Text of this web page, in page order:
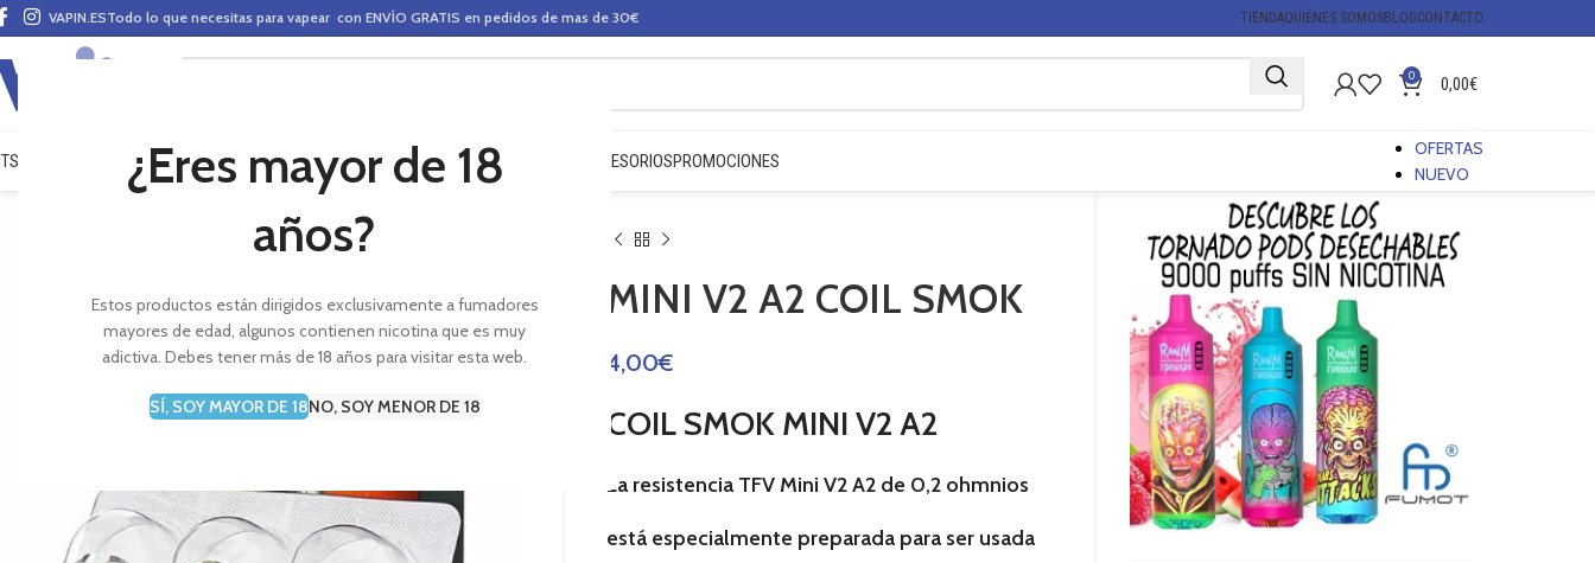
¿Eres mayor de 18
años?
Estos productos están dirigidos exclusivamente a fumadores
mayores de edad, algunos contienen nicotina que es muy
adictiva. Debes tener más de 18 años para visitar esta web.
SÍ, SOY MAYOR DE 18NO, SOY MENOR DE 18
VAPIN.ESTodo lo que necesitas para vapear con ENVÍO GRATIS en pedidos de mas de 30€ TIENDAQUIÉNES SOMOSBLOGCONTACTO
0 0,00€
VAPEO MODS CLAROMIZADORES BASES Y AROMAS (ALQUIMIA) ACCESORIOSPROMOCIONES
OFERTAS
NUEVO
MINI V2 A2 COIL SMOK
4,00€
COIL SMOK MINI V2 A2
La resistencia TFV Mini V2 A2 de 0,2 ohmnios
está especialmente preparada para ser usada